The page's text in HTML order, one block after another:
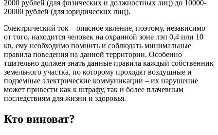
2000 рублей (для физических и должностных лиц) до 10000-
20000 рублей (для юридических лиц).
Электрический ток – опасное явление, поэтому, независимо
от того, находится человек на охранной зоне лэп 0,4 или 10
кв, ему необходимо помнить и соблюдать минимальные
правила поведения на данной территории. Особенно
тщательно должен знать данные правила каждый собственник
земельного участка, по которому проходят воздушные и
подземные электрические коммуникации – их нарушение
может привести как к штрафу, так и более плачевным
последствиям для жизни и здоровья.
Кто виноват?